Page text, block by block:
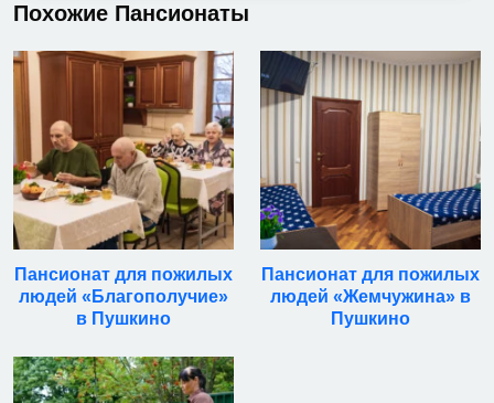
Похожие Пансионаты
Пансионат для пожилых
людей «Благополучие»
в Пушкино
Пансионат для пожилых
людей «Жемчужина» в
Пушкино